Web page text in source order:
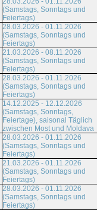
(Samstags, Sonntags und
Feiertags)
28.03.2026 - 01.11.2026
(Samstags, Sonntags und
Feiertags)
21.03.2026 - 08.11.2026
(Samstags, Sonntags und
Feiertags)
28.03.2026 - 01.11.2026
(Samstags, Sonntags und
Feiertags)
14.12.2025 - 12.12.2026
(Samstags, Sonntags,
Feiertage), saisonal Täglich
zwischen Most und Moldava
28.03.2026 - 01.11.2026
(Samstags, Sonntags und
Feiertags)
21.03.2026 - 01.11.2026
(Samstags, Sonntags und
Feiertags)
28.03.2026 - 01.11.2026
(Samstags, Sonntags und
Feiertags)